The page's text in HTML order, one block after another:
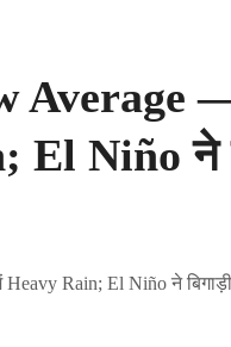
Niño ने